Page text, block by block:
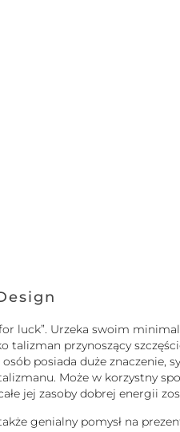
luck”. Urzeka swoim
talizman przynoszący
posiada duże
Może w korzystny
jej zasoby dobrej energii
genialny pomysł na